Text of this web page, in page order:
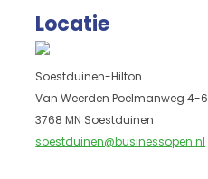
Locatie
Soestduinen-Hilton
Van Weerden Poelmanweg 4-6
3768 MN Soestduinen
soestduinen@businessopen.nl